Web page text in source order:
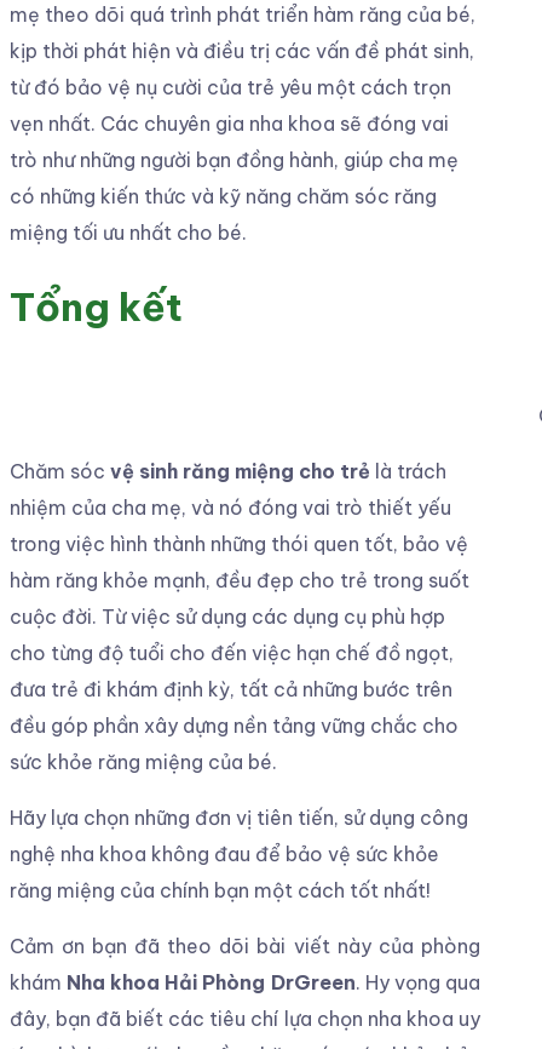
mẹ theo dõi quá trình phát triển hàm răng của bé,
kịp thời phát hiện và điều trị các vấn đề phát sinh,
từ đó bảo vệ nụ cười của trẻ yêu một cách trọn
vẹn nhất. Các chuyên gia nha khoa sẽ đóng vai
trò như những người bạn đồng hành, giúp cha mẹ
có những kiến thức và kỹ năng chăm sóc răng
miệng tối ưu nhất cho bé.
Tổng kết
Chăm sóc vệ sinh răng miệng cho trẻ là trách
nhiệm của cha mẹ, và nó đóng vai trò thiết yếu
trong việc hình thành những thói quen tốt, bảo vệ
hàm răng khỏe mạnh, đều đẹp cho trẻ trong suốt
cuộc đời. Từ việc sử dụng các dụng cụ phù hợp
cho từng độ tuổi cho đến việc hạn chế đồ ngọt,
đưa trẻ đi khám định kỳ, tất cả những bước trên
đều góp phần xây dựng nền tảng vững chắc cho
sức khỏe răng miệng của bé.
Hãy lựa chọn những đơn vị tiên tiến, sử dụng công
nghệ nha khoa không đau để bảo vệ sức khỏe
răng miệng của chính bạn một cách tốt nhất!
Cảm ơn bạn đã theo dõi bài viết này của phòng
khám Nha khoa Hải Phòng DrGreen. Hy vọng qua
đây, bạn đã biết các tiêu chí lựa chọn nha khoa uy